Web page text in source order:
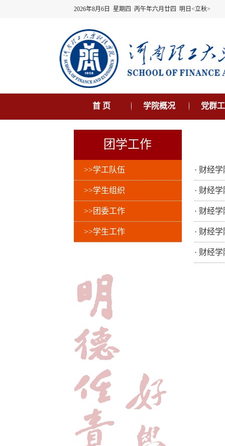
2026年8月6日 星期四 丙午年六月廿四 明日<立秋>
首 页 学院概况 党群
团学工作
>>学工队伍
>>学生组织
>>团委工作
>>学生工作
· 财经
· 财经
· 财经
· 财经学
· 财经学